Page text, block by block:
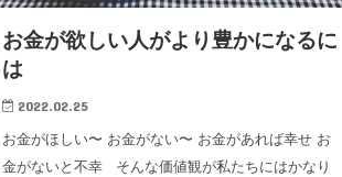
お金が欲しい人がより豊かになるに
は
2022.02.25
お金がほしい〜 お金がない〜 お金があれば幸せ お
金がないと不幸 そんな価値観が私たちにはかなり